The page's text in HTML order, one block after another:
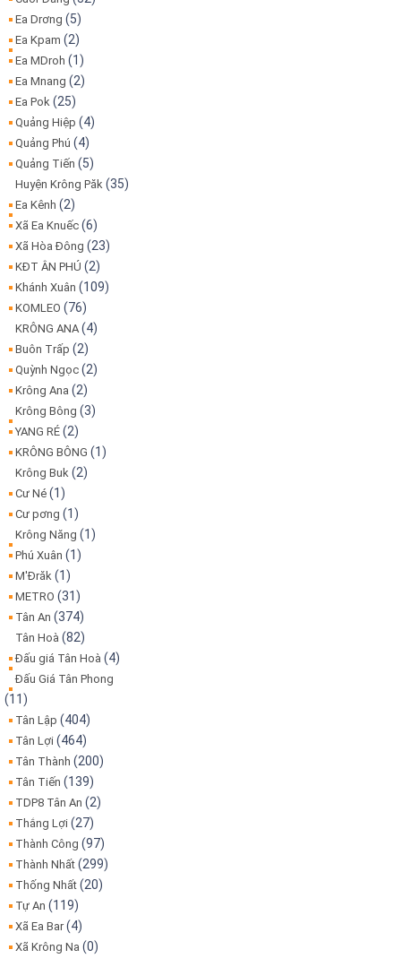
Ea Drơng (5)
Ea Kpam (2)
Ea MDroh (1)
Ea Mnang (2)
Ea Pok (25)
Quảng Hiệp (4)
Quảng Phú (4)
Quảng Tiến (5)
Huyện Krông Păk (35)
Ea Kênh (2)
Xã Ea Knuếc (6)
Xã Hòa Đông (23)
KĐT ÂN PHÚ (2)
Khánh Xuân (109)
KOMLEO (76)
KRÔNG ANA (4)
Buôn Trấp (2)
Quỳnh Ngọc (2)
Krông Ana (2)
Krông Bông (3)
YANG RÉ (2)
KRÔNG BÔNG (1)
Krông Buk (2)
Cư Né (1)
Cư pơng (1)
Krông Năng (1)
Phú Xuân (1)
M'Đrăk (1)
METRO (31)
Tân An (374)
Tân Hoà (82)
Đấu giá Tân Hoà (4)
Đấu Giá Tân Phong
(11)
Tân Lập (404)
Tân Lợi (464)
Tân Thành (200)
Tân Tiến (139)
TDP8 Tân An (2)
Thắng Lợi (27)
Thành Công (97)
Thành Nhất (299)
Thống Nhất (20)
Tự An (119)
Xã Ea Bar(4)
Xã Krông Na (0)